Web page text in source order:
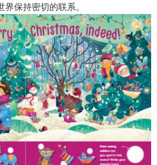
保持密切的联系。